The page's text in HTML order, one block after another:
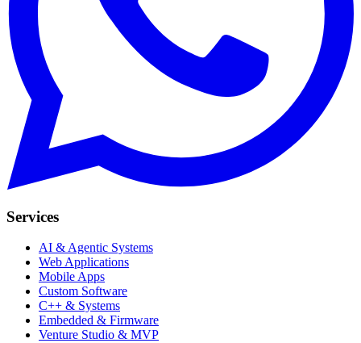
Services
AI & Agentic Systems
Web Applications
Mobile Apps
Custom Software
C++ & Systems
Embedded & Firmware
Venture Studio & MVP